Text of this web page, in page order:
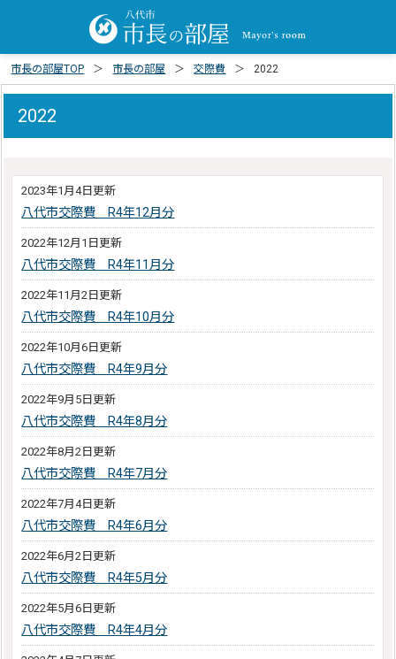
市長の部屋TOP 市長の部屋 交際費 2022
2022
2023年1月4日更新
八代市交際費 R4年12月分
2022年12月1日更新
八代市交際費 R4年11月分
2022年11月2日更新
八代市交際費 R4年10月分
2022年10月6日更新
八代市交際費 R4年9月分
2022年9月5日更新
八代市交際費 R4年8月分
2022年8月2日更新
八代市交際費 R4年7月分
2022年7月4日更新
八代市交際費 R4年6月分
2022年6月2日更新
八代市交際費 R4年5月分
2022年5月6日更新
八代市交際費 R4年4月分